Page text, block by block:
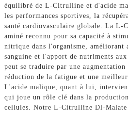
équilibré de L-Citrulline et d'acide
les performances sportives, la
santé cardiovasculaire globale. La L-
aminé reconnu pour sa capacité à
nitrique dans l'organisme, améliorant
sanguine et l'apport de nutriments
peut se traduire par une augmentation
réduction de la fatigue et une
L'acide malique, quant à lui,
qui joue un rôle clé dans la
cellules. Notre L-Citrulline Dl-Malate